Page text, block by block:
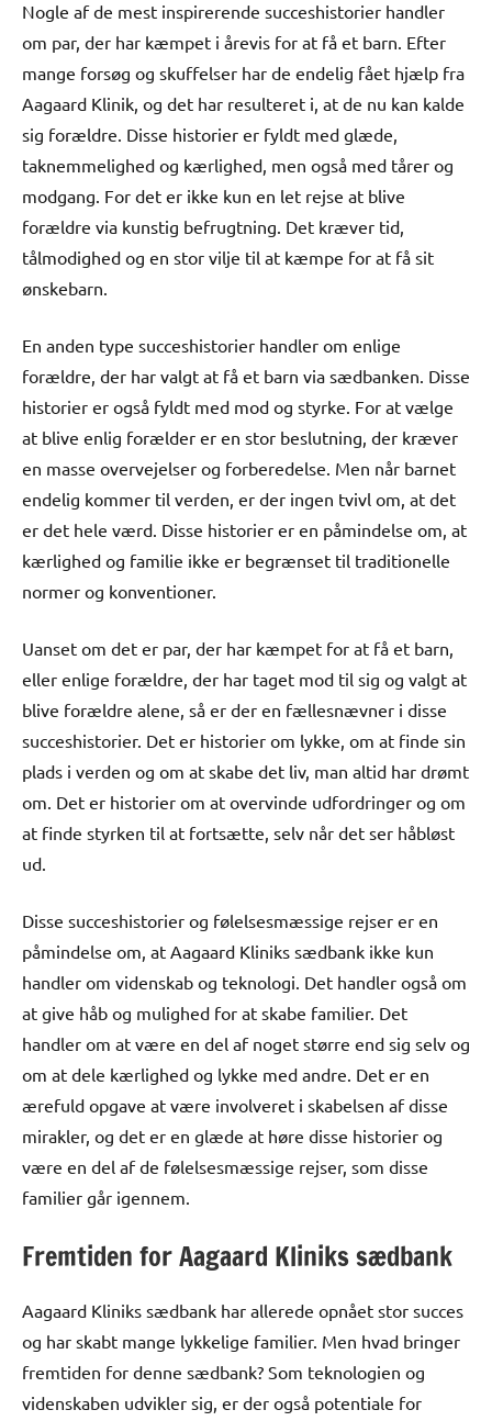
Nogle af de mest inspirerende succeshistorier handler
om par, der har kæmpet i årevis for at få et barn. Efter
mange forsøg og skuffelser har de endelig fået hjælp fra
Aagaard Klinik, og det har resulteret i, at de nu kan kalde
sig forældre. Disse historier er fyldt med glæde,
taknemmelighed og kærlighed, men også med tårer og
modgang. For det er ikke kun en let rejse at blive
forældre via kunstig befrugtning. Det kræver tid,
tålmodighed og en stor vilje til at kæmpe for at få sit
ønskebarn.
En anden type succeshistorier handler om enlige
forældre, der har valgt at få et barn via sædbanken. Disse
historier er også fyldt med mod og styrke. For at vælge
at blive enlig forælder er en stor beslutning, der kræver
en masse overvejelser og forberedelse. Men når barnet
endelig kommer til verden, er der ingen tvivl om, at det
er det hele værd. Disse historier er en påmindelse om, at
kærlighed og familie ikke er begrænset til traditionelle
normer og konventioner.
Uanset om det er par, der har kæmpet for at få et barn,
eller enlige forældre, der har taget mod til sig og valgt at
blive forældre alene, så er der en fællesnævner i disse
succeshistorier. Det er historier om lykke, om at finde sin
plads i verden og om at skabe det liv, man altid har drømt
om. Det er historier om at overvinde udfordringer og om
at finde styrken til at fortsætte, selv når det ser håbløst
ud.
Disse succeshistorier og følelsesmæssige rejser er en
påmindelse om, at Aagaard Kliniks sædbank ikke kun
handler om videnskab og teknologi. Det handler også om
at give håb og mulighed for at skabe familier. Det
handler om at være en del af noget større end sig selv og
om at dele kærlighed og lykke med andre. Det er en
ærefuld opgave at være involveret i skabelsen af disse
mirakler, og det er en glæde at høre disse historier og
være en del af de følelsesmæssige rejser, som disse
familier går igennem.
Fremtiden for Aagaard Kliniks sædbank
Aagaard Kliniks sædbank har allerede opnået stor succes
og har skabt mange lykkelige familier. Men hvad bringer
fremtiden for denne sædbank? Som teknologien og
videnskaben udvikler sig, er der også potentiale for